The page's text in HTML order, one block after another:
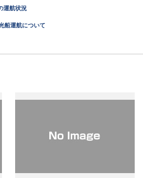
運航状況
船運航について